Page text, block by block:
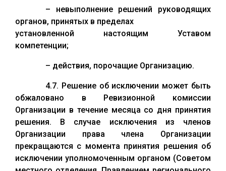
– невыполнение решений руководящих
органов, принятых в пределах
установленной настоящим Уставом
компетенции;
– действия, порочащие Организацию.
4.7. Решение об исключении может быть
обжаловано в Ревизионной комиссии
Организации в течение месяца со дня принятия
решения. В случае исключения из членов
Организации права члена Организации
прекращаются с момента принятия решения об
исключении уполномоченным органом (Советом